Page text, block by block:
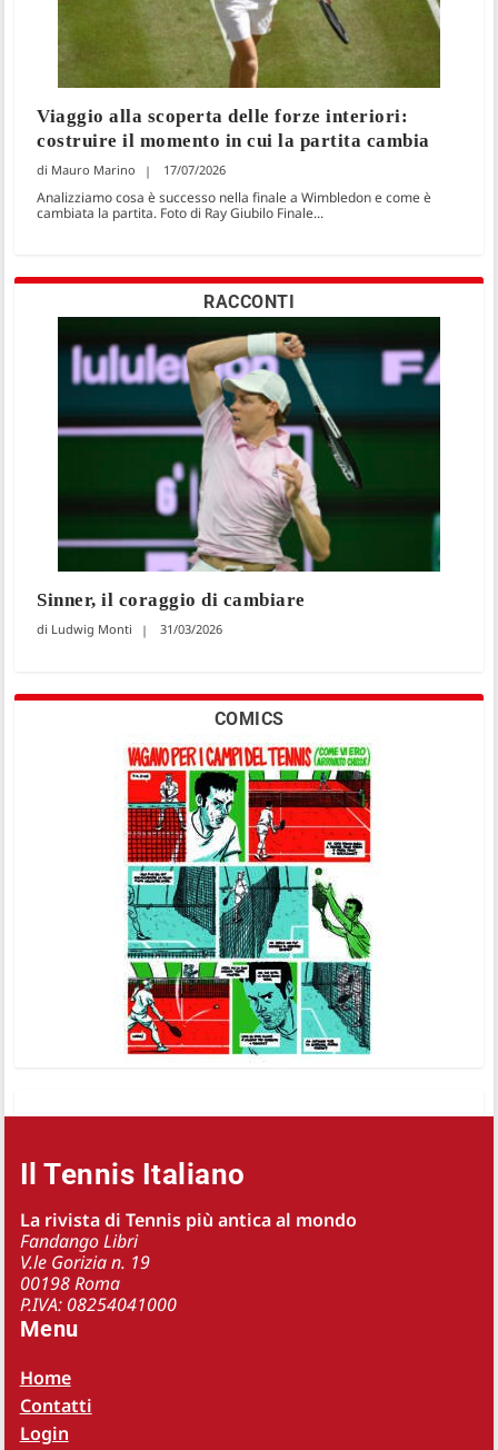
Viaggio alla scoperta delle forze interiori:
costruire il momento in cui la partita cambia
Mauro Marino 17/07/2026
Analizziamo cosa è successo nella finale a Wimbledon e come è
cambiata la partita. Foto di Ray Giubilo Finale...
RACCONTI
Sinner, il coraggio di cambiare
Ludwig Monti 31/03/2026
COMICS
Il Tennis Italiano
La rivista di Tennis più antica al mondo
Fandango Libri
V.le Gorizia n. 19
00198 Roma
P.IVA: 08254041000
Menu
Home
Contatti
Login